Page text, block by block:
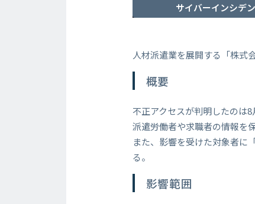
サイバーインシデ
人材派遣業を展開する「株式
概要
不正アクセスが判明したのは8
派遣労働者や求職者の情報を
また、影響を受けた対象者に
る。
影響範囲